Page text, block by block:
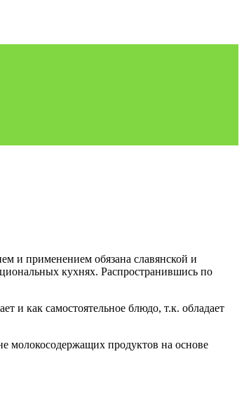
и применением обязана славянской и
кухнях. Распространившись по
и как самостоятельное блюдо, т.к. обладает
молокосодержащих продуктов на основе